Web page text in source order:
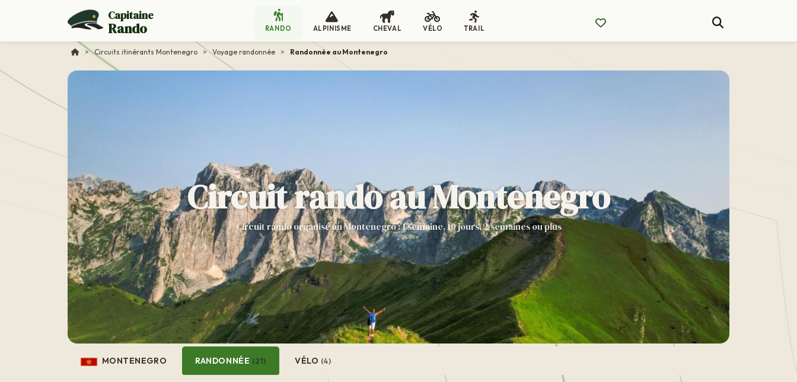
Capitaine
Rando RANDO ALPINISME CHEVAL VÉLO TRAIL
> Circuits itinérants Montenegro > Voyage randonnée > Randonnée au Montenegro
Circuit rando au Montenegro
Circuit rando organisé au Montenegro : 1 semaine, 10 jours, 2 semaines ou plus
MONTENEGRO RANDONNÉE (21) VÉLO (4)